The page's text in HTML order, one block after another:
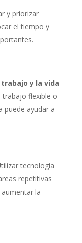
y priorizar
el tiempo y
y la vida
flexible o
puede ayudar a
tecnología
repetitivas
la